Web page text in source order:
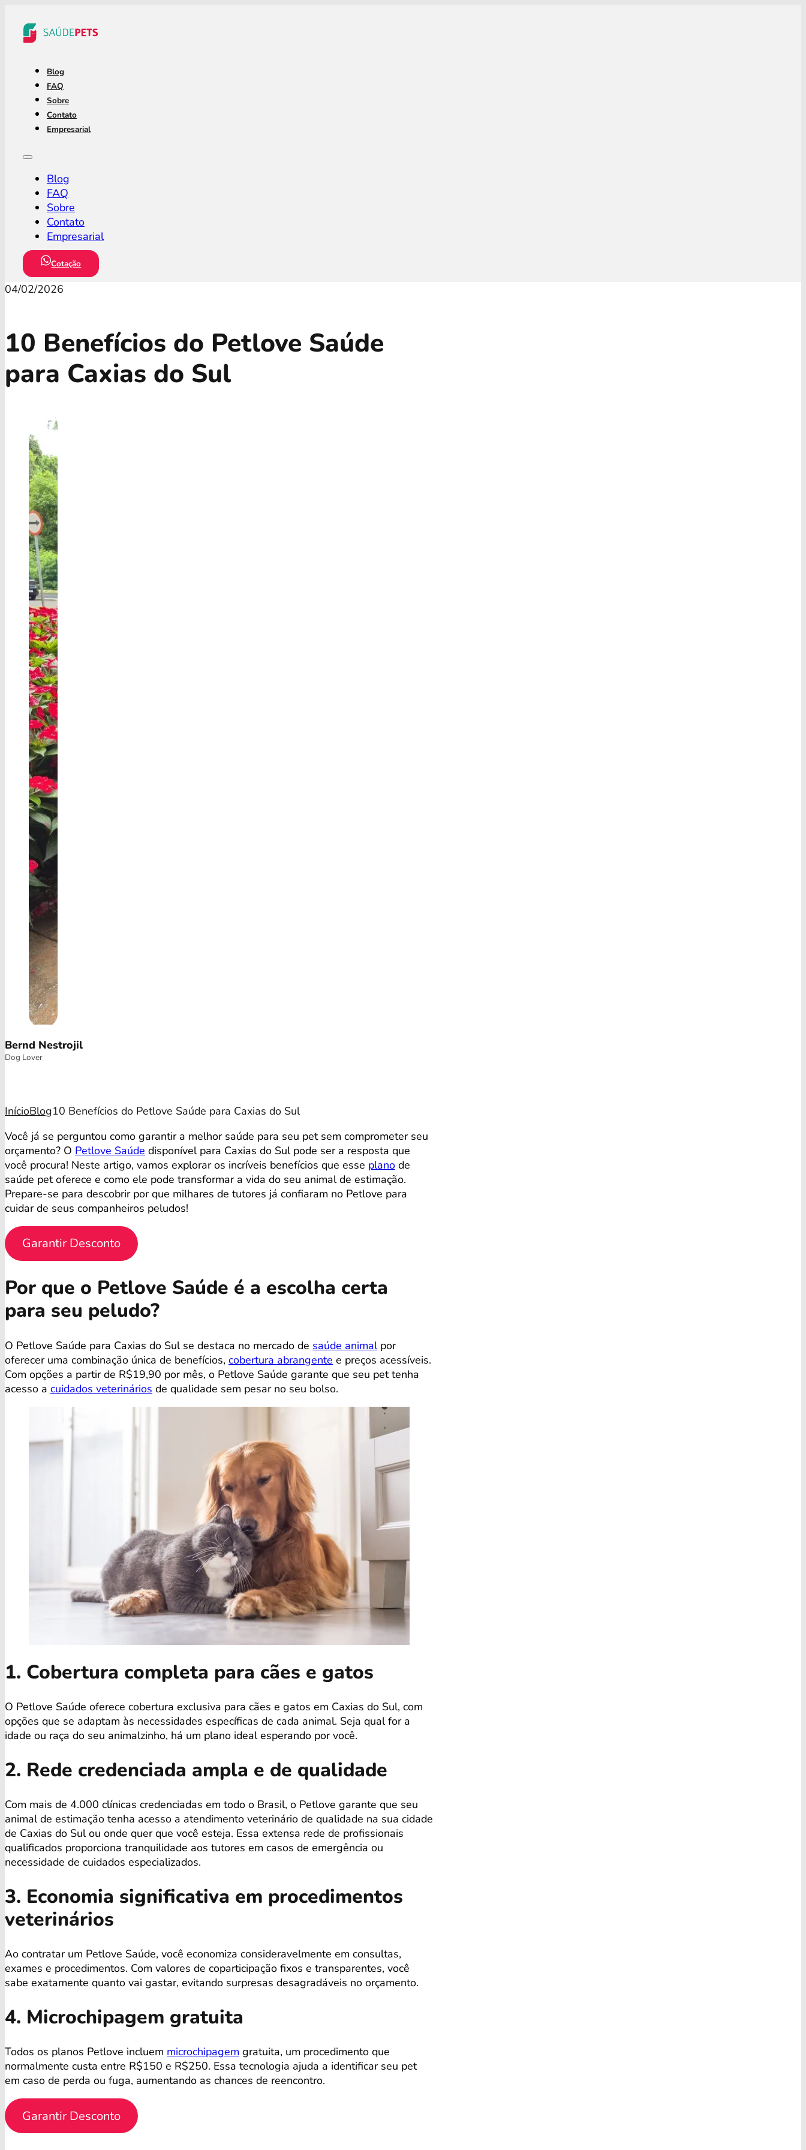
Blog
FAQ
Sobre
Contato
Empresarial
Blog
FAQ
Sobre
Contato
Empresarial
Cotação
04/02/2026
10 Benefícios do Petlove Saúde
para Caxias do Sul
Bernd Nestrojil
Dog Lover
InícioBlog10 Benefícios do Petlove Saúde para Caxias do Sul
Você já se perguntou como garantir a melhor saúde para seu pet sem comprometer seu
orçamento? O Petlove Saúde disponível para Caxias do Sul pode ser a resposta que
você procura! Neste artigo, vamos explorar os incríveis benefícios que esse plano de
saúde pet oferece e como ele pode transformar a vida do seu animal de estimação.
Prepare-se para descobrir por que milhares de tutores já confiaram no Petlove para
cuidar de seus companheiros peludos!
Garantir Desconto
Por que o Petlove Saúde é a escolha certa
para seu peludo?
O Petlove Saúde para Caxias do Sul se destaca no mercado de saúde animalpor
oferecer uma combinação única de benefícios, cobertura abrangente e preços acessíveis.
Com opções a partir de R$19,90 por mês, o Petlove Saúde garante que seu pet tenha
acesso a cuidados veterinários de qualidade sem pesar no seu bolso.
1. Cobertura completa para cães e gatos
O Petlove Saúde oferece cobertura exclusiva para cães e gatos em Caxias do Sul, com
opções que se adaptam às necessidades específicas de cada animal. Seja qual for a
idade ou raça do seu animalzinho, há um plano ideal esperando por você.
2. Rede credenciada ampla e de qualidade
Com mais de 4.000 clínicas credenciadas em todo o Brasil, o Petlove garante que seu
animal de estimação tenha acesso a atendimento veterinário de qualidade na sua cidade
de Caxias do Sul ou onde quer que você esteja. Essa extensa rede de profissionais
qualificados proporciona tranquilidade aos tutores em casos de emergência ou
necessidade de cuidados especializados.
3. Economia significativa em procedimentos
veterinários
Ao contratar um Petlove Saúde, você economiza consideravelmente em consultas,
exames e procedimentos. Com valores de coparticipação fixos e transparentes, você
sabe exatamente quanto vai gastar, evitando surpresas desagradáveis no orçamento.
4. Microchipagem gratuita
Todos os planos Petlove incluem microchipagem gratuita, um procedimento que
normalmente custa entre R$150 e R$250. Essa tecnologia ajuda a identificar seu pet
em caso de perda ou fuga, aumentando as chances de reencontro.
Garantir Desconto